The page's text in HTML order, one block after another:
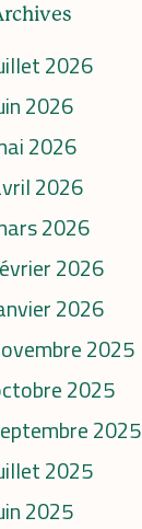
2026
2026
2026
2026
2026
2026
2026
2025
2025
2025
2025
2025